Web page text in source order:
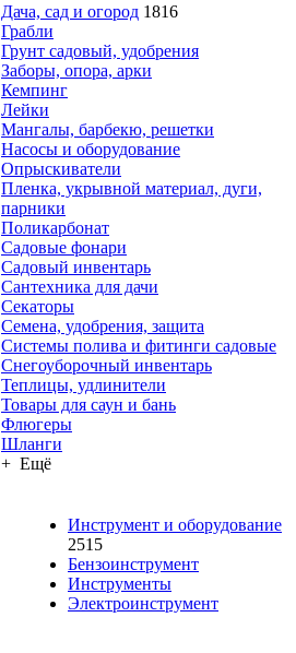
Дача, сад и огород 1816
Грабли
Грунт садовый, удобрения
Заборы, опора, арки
Кемпинг
Лейки
Мангалы, барбекю, решетки
Насосы и оборудование
Опрыскиватели
Пленка, укрывной материал, дуги,
парники
Поликарбонат
Садовые фонари
Садовый инвентарь
Сантехника для дачи
Секаторы
Семена, удобрения, защита
Системы полива и фитинги садовые
Снегоуборочный инвентарь
Теплицы, удлинители
Товары для саун и бань
Флюгеры
Шланги
+ Ещё
Инструмент и оборудование
2515
Бензоинструмент
Инструменты
Электроинструмент